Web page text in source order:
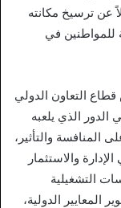
عن ترسيخ مكانته
للمواطنين في
التعاون الدولي
الدور الذي يلعبه
المنافسة والتأثير،
والاستثمار
التشغيلية
المعايير الدولية،